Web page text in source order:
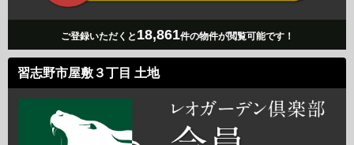
ご登録いただくと 18,861件の物件が閲覧可能です！
習志野市屋敷３丁目 土地